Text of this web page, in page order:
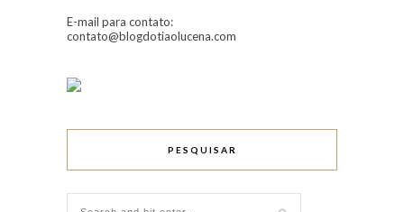
E-mail para contato:
contato@blogdotiaolucena.com
PESQUISAR